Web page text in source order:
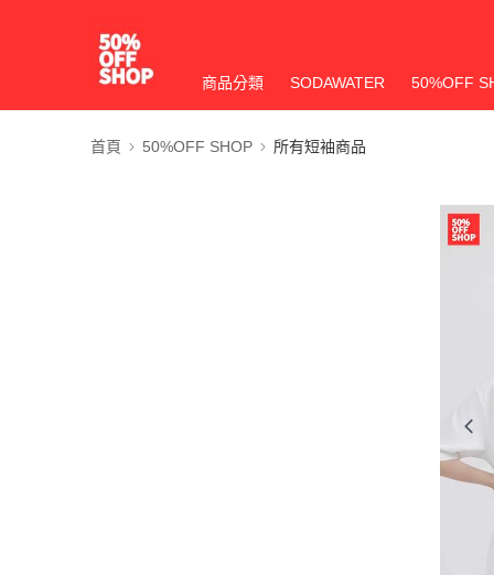
商品分類 SODAWATER 50%OFF
首頁 50%OFF SHOP 所有短袖商品